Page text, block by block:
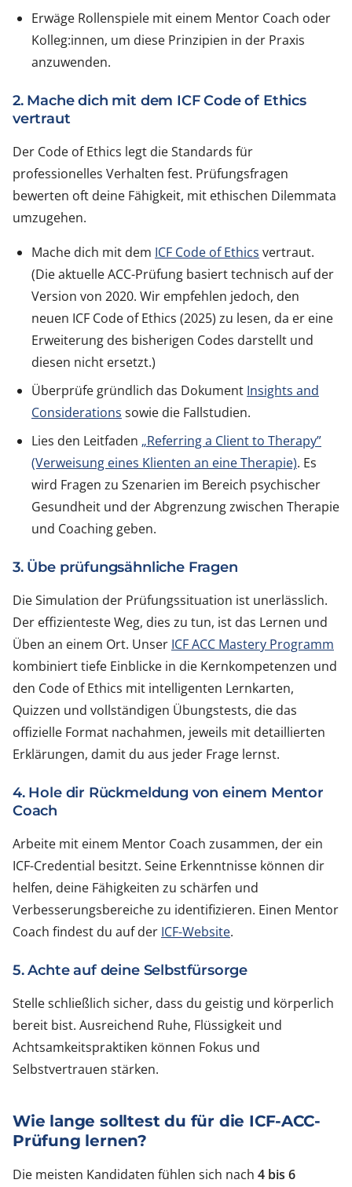
Erwäge Rollenspiele mit einem Mentor Coach oder
Kolleg:innen, um diese Prinzipien in der Praxis
anzuwenden.
2. Mache dich mit dem ICF Code of Ethics
vertraut
Der Code of Ethics legt die Standards für
professionelles Verhalten fest. Prüfungsfragen
bewerten oft deine Fähigkeit, mit ethischen Dilemmata
umzugehen.
Mache dich mit dem ICF Code of Ethics vertraut.
(Die aktuelle ACC-Prüfung basiert technisch auf der
Version von 2020. Wir empfehlen jedoch, den
neuen ICF Code of Ethics (2025) zu lesen, da er eine
Erweiterung des bisherigen Codes darstellt und
diesen nicht ersetzt.)
Überprüfe gründlich das Dokument Insights and
Considerations sowie die Fallstudien.
Lies den Leitfaden „Referring a Client to Therapy”
(Verweisung eines Klienten an eine Therapie). Es
wird Fragen zu Szenarien im Bereich psychischer
Gesundheit und der Abgrenzung zwischen Therapie
und Coaching geben.
3. Übe prüfungsähnliche Fragen
Die Simulation der Prüfungssituation ist unerlässlich.
Der effizienteste Weg, dies zu tun, ist das Lernen und
Üben an einem Ort. Unser ICF ACC Mastery Programm
kombiniert tiefe Einblicke in die Kernkompetenzen und
den Code of Ethics mit intelligenten Lernkarten,
Quizzen und vollständigen Übungstests, die das
offizielle Format nachahmen, jeweils mit detaillierten
Erklärungen, damit du aus jeder Frage lernst.
4. Hole dir Rückmeldung von einem Mentor
Coach
Arbeite mit einem Mentor Coach zusammen, der ein
ICF-Credential besitzt. Seine Erkenntnisse können dir
helfen, deine Fähigkeiten zu schärfen und
Verbesserungsbereiche zu identifizieren. Einen Mentor
Coach findest du auf der ICF-Website.
5. Achte auf deine Selbstfürsorge
Stelle schließlich sicher, dass du geistig und körperlich
bereit bist. Ausreichend Ruhe, Flüssigkeit und
Achtsamkeitspraktiken können Fokus und
Selbstvertrauen stärken.
Wie lange solltest du für die ICF-ACC-
Prüfung lernen?
Die meisten Kandidaten fühlen sich nach 4 bis 6